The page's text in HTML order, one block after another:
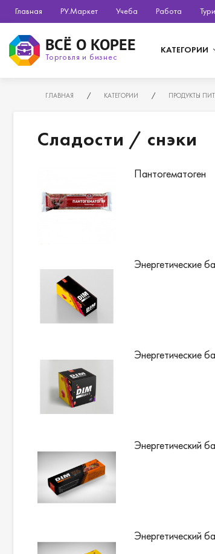
Главная РУ.Маркет Учеба Работа
ВСЁ О КОРЕЕ
Торговля и бизнес
КАТЕГОРИИ
ГЛАВНАЯ / КАТЕГОРИИ / ПРОДУКТЫ
Сладости / снэки
Пантогематоген
Энергетические
Энергетические
Энергетический
Энергетический